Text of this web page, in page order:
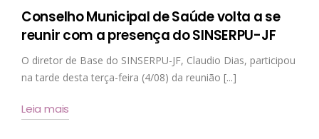
Conselho Municipal de Saúde volta a se
reunir com a presença do SINSERPU-JF
O diretor de Base do SINSERPU-JF, Claudio Dias, participou
na tarde desta terça-feira (4/08) da reunião [...]
Leia mais